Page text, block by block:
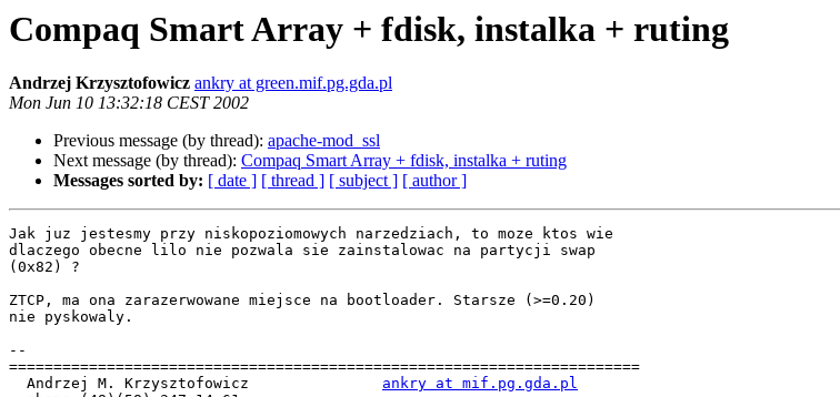
Compaq Smart Array + fdisk, instalka + ruting
Andrzej Krzysztofowicz ankry at green.mif.pg.gda.pl
Mon Jun 10 13:32:18 CEST 2002
Previous message (by thread): apache-mod_ssl
Next message (by thread): Compaq Smart Array + fdisk, instalka + ruting
Messages sorted by: [ date ] [ thread ] [ subject ] [ author ]
Jak juz jestesmy przy niskopoziomowych narzedziach, to moze ktos wie
dlaczego obecne lilo nie pozwala sie zainstalowac na partycji swap
(0x82) ?
ZTCP, ma ona zarazerwowane miejsce na bootloader. Starsze (>=0.20)
nie pyskowaly.
--
=======================================================================
  Andrzej M. Krzysztofowicz
ankry at mif.pg.gda.pl